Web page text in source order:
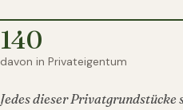
140
davon in Privateigentum
Jedes dieser Privatgrundstücke